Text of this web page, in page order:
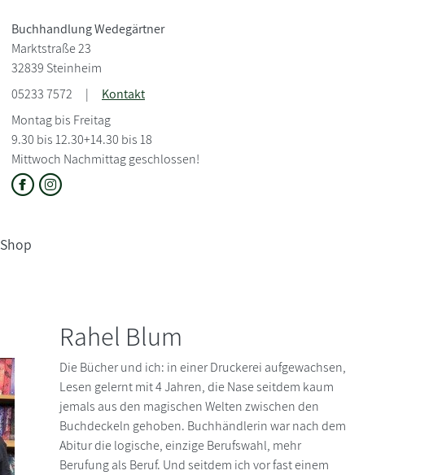
Buchhandlung Wedegärtner
Marktstraße 23
32839 Steinheim
05233 7572
|
Kontakt
Montag bis Freitag
9.30 bis 12.30+14.30 bis 18
Mittwoch Nachmittag geschlossen!
Shop
Rahel Blum
Die Bücher und ich: in einer Druckerei aufgewachsen,
Lesen gelernt mit 4 Jahren, die Nase seitdem kaum
jemals aus den magischen Welten zwischen den
Buchdeckeln gehoben. Buchhändlerin war nach dem
Abitur die logische, einzige Berufswahl, mehr
Berufung als Beruf. Und seitdem ich vor fast einem